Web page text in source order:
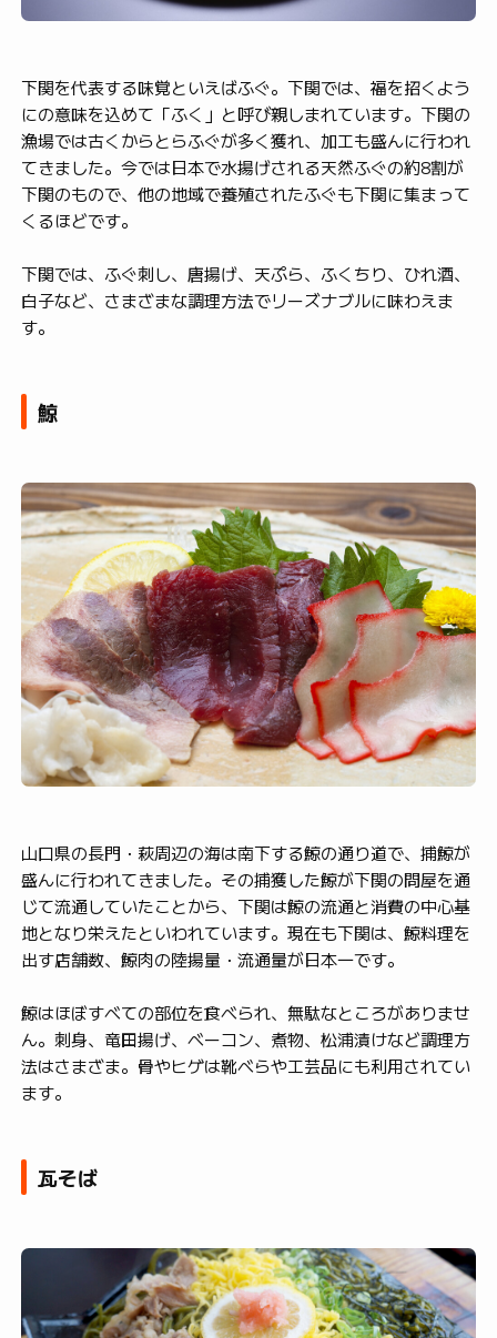
下関を代表する味覚といえばふぐ。下関では、福を招くよう
にの意味を込めて「ふく」と呼び親しまれています。下関の
漁場では古くからとらふぐが多く獲れ、加工も盛んに行われ
てきました。今では日本で水揚げされる天然ふぐの約8割が
下関のもので、他の地域で養殖されたふぐも下関に集まって
くるほどです。
下関では、ふぐ刺し、唐揚げ、天ぷら、ふくちり、ひれ酒、
白子など、さまざまな調理方法でリーズナブルに味わえま
す。
鯨
山口県の長門・萩周辺の海は南下する鯨の通り道で、捕鯨が
盛んに行われてきました。その捕獲した鯨が下関の問屋を通
じて流通していたことから、下関は鯨の流通と消費の中心基
地となり栄えたといわれています。現在も下関は、鯨料理を
出す店舗数、鯨肉の陸揚量・流通量が日本一です。
鯨はほぼすべての部位を食べられ、無駄なところがありませ
ん。刺身、竜田揚げ、ベーコン、煮物、松浦漬けなど調理方
法はさまざま。骨やヒゲは靴べらや工芸品にも利用されてい
ます。
瓦そば